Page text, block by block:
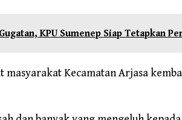
KPU Sumenep Siap Tetapkan
masyarakat Kecamatan Arjasa